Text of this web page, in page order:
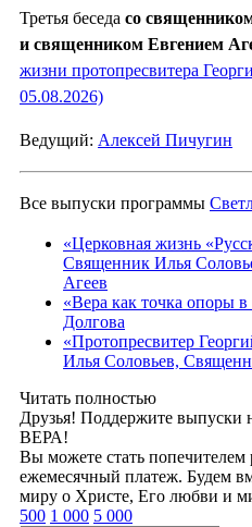
Третья беседа со
и священником Евгением
жизни протопресвитера
05.08.2026)
Ведущий: Алексей Пичугин
Все выпуски программы
«Церковная жизнь
Священник Илья
Агеев
«Вера как точка опоры
Долгова
«Протопресвитер
Илья Соловьев,
Читать полностью
Друзья! Поддержите выпуски
ВЕРА!
Вы можете стать попечителем
ежемесячный платеж. Будем
миру о Христе, Его любви и
500 1 000 5 000